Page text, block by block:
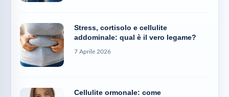
Stress, cortisolo e cellulite
addominale: qual è il vero legame?
7 Aprile 2026
Cellulite ormonale: come